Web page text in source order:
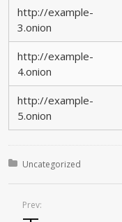
http://example-
3.onion
http://example-
4.onion
http://example-
5.onion
Posted in:
Uncategorized
Prev: